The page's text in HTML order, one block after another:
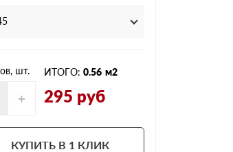
шт.
+
ИТОГО: 0.56 м2
295 руб
КУПИТЬ В 1 КЛИК